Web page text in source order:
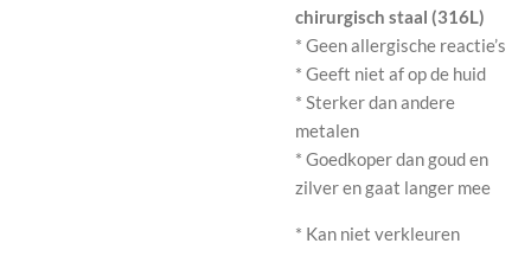
chirurgisch staal (316L)
* Geen allergische reactie’s
* Geeft niet af op de huid
* Sterker dan andere
metalen
* Goedkoper dan goud en
zilver en gaat langer mee
* Kan niet verkleuren